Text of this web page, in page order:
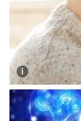
Všechny
Tvoření
Rady a tipy